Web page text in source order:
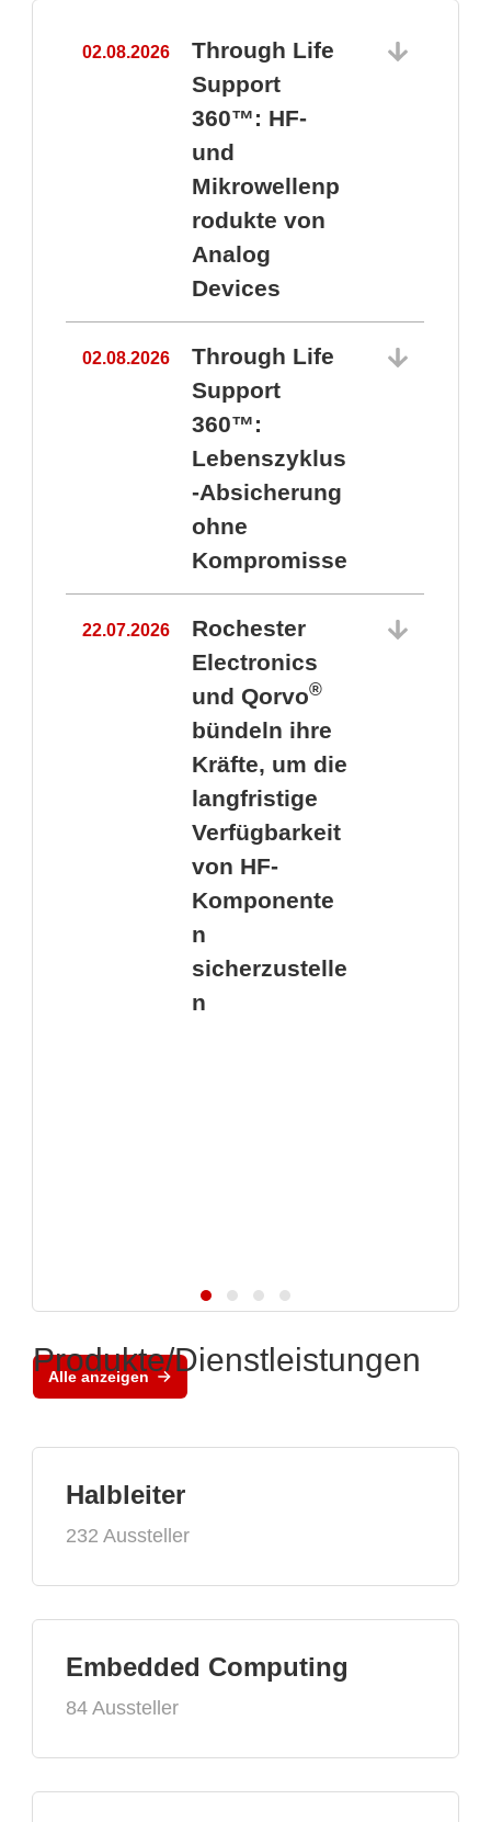
02.08.2026
Through Life
Support
360™: HF-
und
Mikrowellenp
rodukte von
Analog
Devices
02.08.2026
Through Life
Support
360™:
Lebenszyklus
-Absicherung
ohne
Kompromisse
22.07.2026
Rochester
Electronics
und Qorvo®
bündeln ihre
Kräfte, um die
langfristige
Verfügbarkeit
von HF-
Komponente
n
sicherzustelle
n
Alle anzeigen
Produkte/Dienstleistungen
Halbleiter
232 Aussteller
Embedded Computing
84 Aussteller